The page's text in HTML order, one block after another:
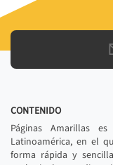
CONTENIDO
Páginas Amarillas
Latinoamérica, en el
forma rápida y